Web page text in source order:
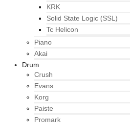
KRK
Solid State Logic (SSL)
Tc Helicon
Piano
Akai
Drum
Crush
Evans
Korg
Paiste
Promark